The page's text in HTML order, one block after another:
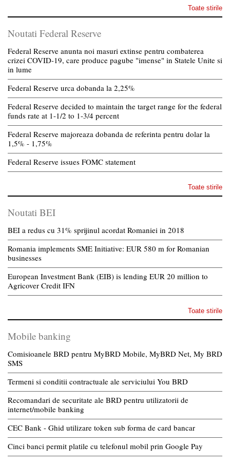
Toate stirile
Noutati Federal Reserve
Federal Reserve anunta noi masuri extinse pentru combaterea
crizei COVID-19, care produce pagube "imense" in Statele Unite si
in lume
Federal Reserve urca dobanda la 2,25%
Federal Reserve decided to maintain the target range for the federal
funds rate at 1-1/2 to 1-3/4 percent
Federal Reserve majoreaza dobanda de referinta pentru dolar la
1,5% - 1,75%
Federal Reserve issues FOMC statement
Toate stirile
Noutati BEI
BEI a redus cu 31% sprijinul acordat Romaniei in 2018
Romania implements SME Initiative: EUR 580 m for Romanian
businesses
European Investment Bank (EIB) is lending EUR 20 million to
Agricover Credit IFN
Toate stirile
Mobile banking
Comisioanele BRD pentru MyBRD Mobile, MyBRD Net, My BRD
SMS
Termeni si conditii contractuale ale serviciului You BRD
Recomandari de securitate ale BRD pentru utilizatorii de
internet/mobile banking
CEC Bank - Ghid utilizare token sub forma de card bancar
Cinci banci permit platile cu telefonul mobil prin Google Pay